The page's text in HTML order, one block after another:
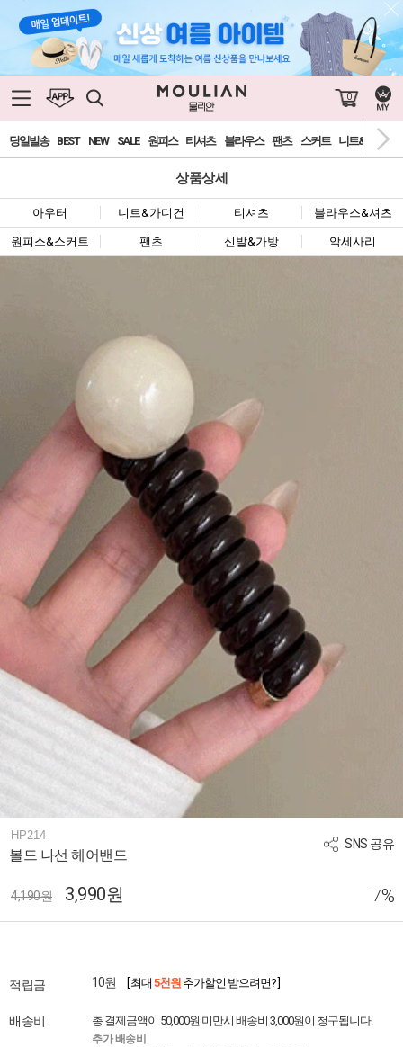
0
당일발송 BEST NEW SALE 원피스 티셔츠 블라우스 팬츠 스커트 니트&가디건
상품상세
아우터 니트&가디건 티셔츠 블라우스&셔츠
원피스&스커트 팬츠 신발&가방 악세사리
SNS 공유
HP214
볼드 나선 헤어밴드
4,190원 3,990원 7%
적립금 10원 [ 최대 5천원 추가할인 받으려면? ]
배송비 총 결제금액이 50,000원 미만시 배송비 3,000원이 청구됩니다.
추가 배송비